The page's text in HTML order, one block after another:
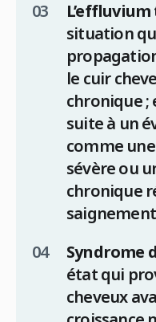
situation
le cuir
chronique ;
suite à un
comme
sévère ou
chronique
Syndrome
état qui
cheveux